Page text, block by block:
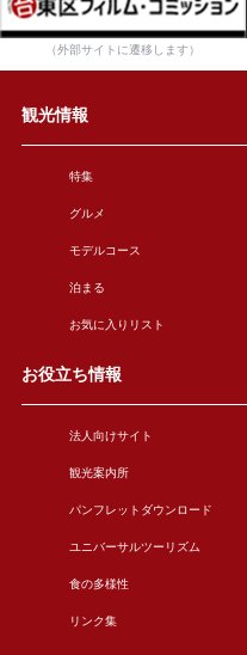
（外部サイトに遷移します）
観光情報
特集
グルメ
モデルコース
泊まる
お気に入りリスト
お役立ち情報
法人向けサイト
観光案内所
パンフレットダウンロード
ユニバーサルツーリズム
食の多様性
リンク集